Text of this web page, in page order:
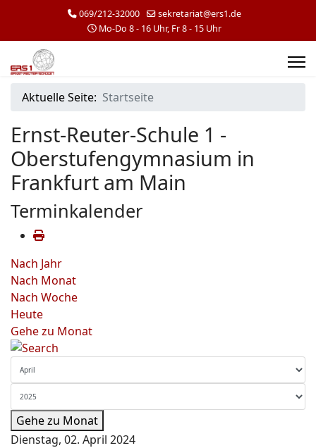
069/212-32000
sekretariat@ers1.de
Mo-Do 8 - 16 Uhr, Fr 8 - 15 Uhr
Aktuelle Seite: Startseite
Ernst-Reuter-Schule 1 -
Oberstufengymnasium in
Frankfurt am Main
Terminkalender
Nach Jahr
Nach Monat
Nach Woche
Heute
Gehe zu Monat
Gehe zu Monat
Dienstag, 02. April 2024